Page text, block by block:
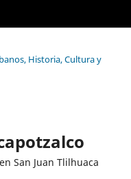
Historia, Cultura y
San Juan Tlilhuaca